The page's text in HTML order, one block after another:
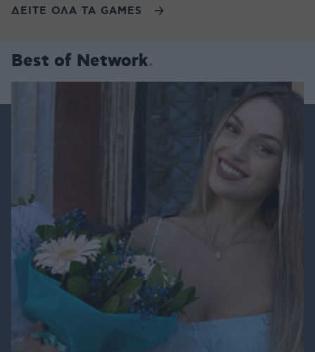
ΔΕΙΤΕ ΟΛΑ ΤΑ GAMES
Best of Network